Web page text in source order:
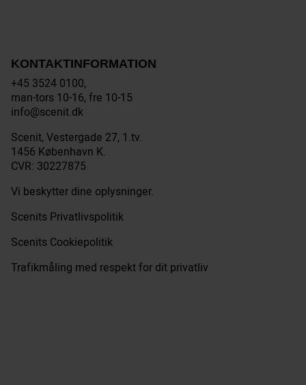
KONTAKTINFORMATION
+45 3524 0100,
man-tors 10-16, fre 10-15
info@scenit.dk
Scenit, Vestergade 27, 1.tv.
1456 København K.
CVR: 30227875
Vi beskytter dine oplysninger.
Scenits Privatlivspolitik
Scenits Cookiepolitik
Trafikmåling med respekt for dit privatliv